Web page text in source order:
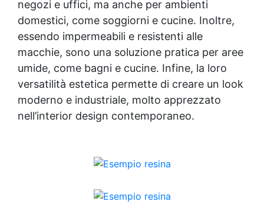
0,2 kg/m². Si prega di rispettare questa
indicazione, poiché la quantità del prodotto è
calcolata in base a questo consumo. ​
negozi e uffici, ma anche per ambienti
domestici, come soggiorni e cucine. Inoltre,
essendo impermeabili e resistenti alle
macchie, sono una soluzione pratica per aree
umide, come bagni e cucine. Infine, la loro
versatilità estetica permette di creare un look
moderno e industriale, molto apprezzato
nell’interior design contemporaneo.